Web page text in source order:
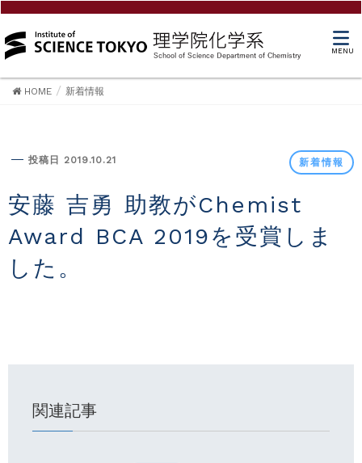
MENU
HOME 新着情報
投稿日 2019.10.21 新着情報
安藤 吉勇 助教がChemist
Award BCA 2019を受賞しま
した。
関連記事